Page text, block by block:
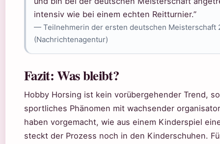
intensiv wie bei einem echten Reitturnier.”
— Teilnehmerin der ersten deutschen Meisterschaft
(Nachrichtenagentur)
Fazit: Was bleibt?
Hobby Horsing ist kein vorübergehender Trend,
sportliches Phänomen mit wachsender
haben vorgemacht, wie aus einem Kinderspiel
steckt der Prozess noch in den Kinderschuhen.